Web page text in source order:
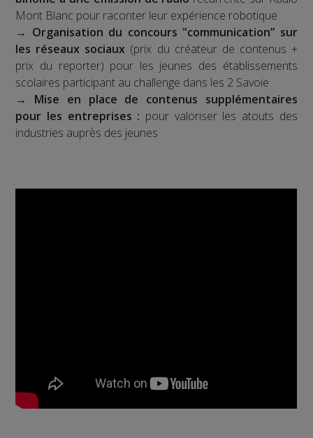
Mont Blanc pour raconter leur expérience robotique
→ Organisation du concours "communication” sur
les réseaux sociaux (prix du créateur de contenus +
prix du reporter) pour les jeunes des établissements
scolaires participant au challenge dans les 2 Savoie
→ Mise en place de contenus supplémentaires
pour les entreprises : pour valoriser les atouts des
industries auprès des jeunes